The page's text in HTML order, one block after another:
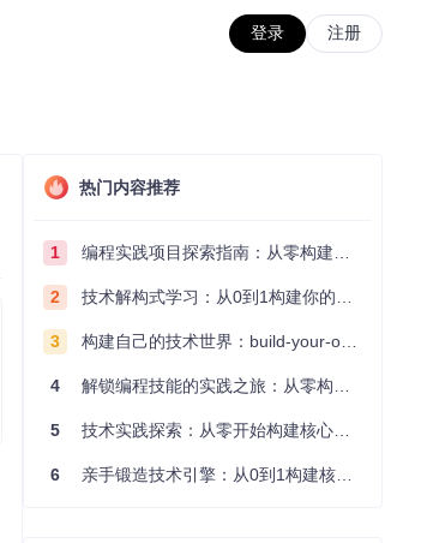
登录 注册
热门内容推荐
1 编程实践项目探索指南：从零构建技术能力体系
2 技术解构式学习：从0到1构建你的编程知识体系
3 构建自己的技术世界：build-your-own-x项目的实践探索指南
4 解锁编程技能的实践之旅：从零构建你的技术世界
5 技术实践探索：从零开始构建核心系统的实践指南
6 亲手锻造技术引擎：从0到1构建核心系统的实践指南